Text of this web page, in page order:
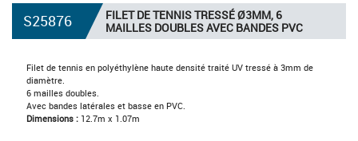
S25876
FILET DE TENNIS TRESSÉ Ø3MM, 6
MAILLES DOUBLES AVEC BANDES PVC
Filet de tennis en polyéthylène haute densité traité UV tressé à 3mm de
diamètre.
6 mailles doubles.
Avec bandes latérales et basse en PVC.
Dimensions :12.7m x 1.07m